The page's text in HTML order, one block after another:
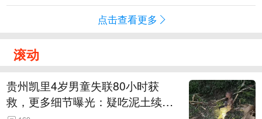
点击查看更多
滚动
贵州凯里4岁男童失联80小时获
救，更多细节曝光：疑吃泥土续